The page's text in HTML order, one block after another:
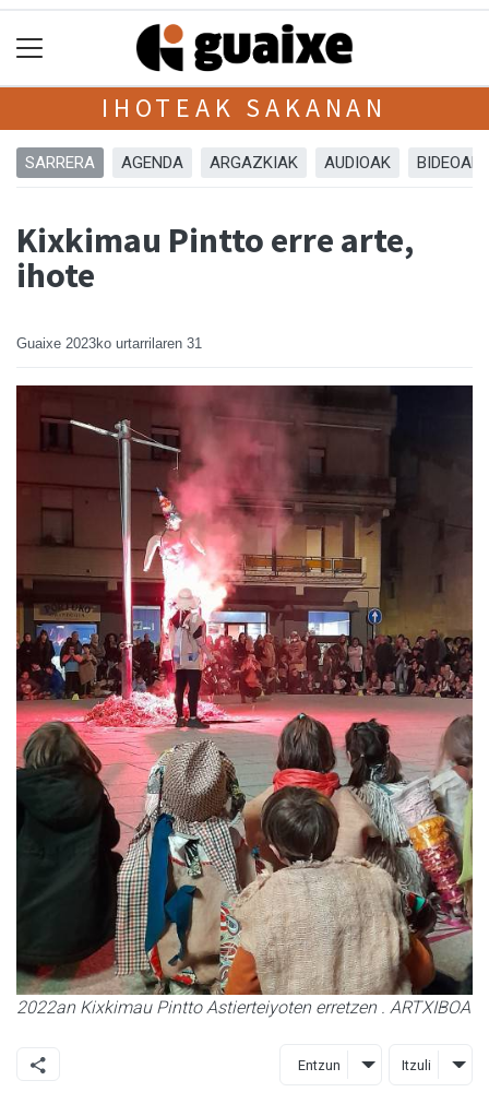
IHOTEAK SAKANAN
SARRERA AGENDA ARGAZKIAK AUDIOAK BIDEOAK
Kixkimau Pintto erre arte,
ihote
Guaixe 2023ko urtarrilaren 31
2022an Kixkimau Pintto Astierteiyoten erretzen . ARTXIBOA
Entzun Itzuli